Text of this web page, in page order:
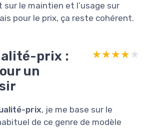
sur le maintien et l’usage sur
pour le prix, ça reste cohérent.
prix :
un
★★★★★
★★★★★
prix, je me base sur le
de ce genre de modèle